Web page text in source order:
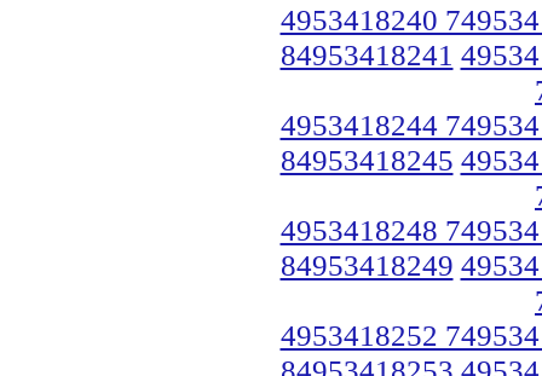
4953418240
84953418241
4953418244
84953418245
4953418248
84953418249
4953418252